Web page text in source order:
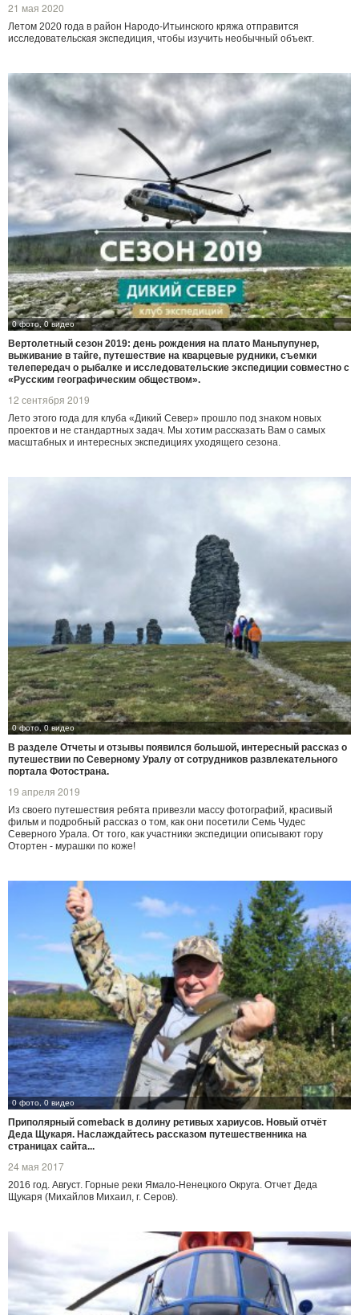
21 мая 2020
Летом 2020 года в район Народо-Итьинского кряжа отправится
исследовательская экспедиция, чтобы изучить необычный объект.
0 фото, 0 видео
Вертолетный сезон 2019: день рождения на плато Маньпупунер,
выживание в тайге, путешествие на кварцевые рудники, съемки
телепередач о рыбалке и исследовательские экспедиции совместно с
«Русским географическим обществом».
12 сентября 2019
Лето этого года для клуба «Дикий Север» прошло под знаком новых
проектов и не стандартных задач. Мы хотим рассказать Вам о самых
масштабных и интересных экспедициях уходящего сезона.
0 фото, 0 видео
В разделе Отчеты и отзывы появился большой, интересный рассказ о
путешествии по Северному Уралу от сотрудников развлекательного
портала Фотострана.
19 апреля 2019
Из своего путешествия ребята привезли массу фотографий, красивый
фильм и подробный рассказ о том, как они посетили Семь Чудес
Северного Урала. От того, как участники экспедиции описывают гору
Отортен - мурашки по коже!
0 фото, 0 видео
Приполярный comeback в долину ретивых хариусов. Новый отчёт
Деда Щукаря. Наслаждайтесь рассказом путешественника на
страницах сайта...
24 мая 2017
2016 год. Август. Горные реки Ямало-Ненецкого Округа. Отчет Деда
Щукаря (Михайлов Михаил, г. Серов).